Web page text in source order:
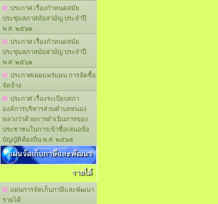
ประกาศ เรื่องกำหนดสมัย
ประชุมสภาสมัยสามัญ ประจำปี
พ.ศ. ๒๕๖๒
ประกาศ เรื่องกำหนดสมัย
ประชุมสภาสมัยสามัญ ประจำปี
พ.ศ. ๒๕๖๑
ประกาศเผยแพร่แผน การจัดซื้อ
จัดจ้าง
ประกาศ เรื่องระเบียบสภา
องค์การบริหารส่วนตำบลหนอง
พลวงว่าด้วยการดำเนินการของ
ประชาชนในการเข้าชื่อเสนอข้อ
บัญญัติท้องถิ่น พ.ศ. ๒๕๖๕
แผนจัดเก็บภาษีและพัฒนา
รายได้
แผนการจัดเก็บภาษีและพัฒนา
รายได้